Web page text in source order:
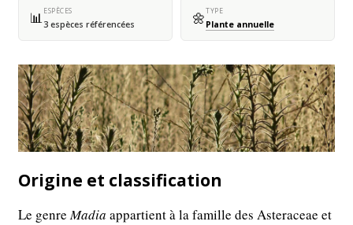
📊ESPÈCES
3 espèces référencées 🌼TYPE
Plante annuelle
Origine et classification
Le genreMadia appartient à la famille des Asteraceae et